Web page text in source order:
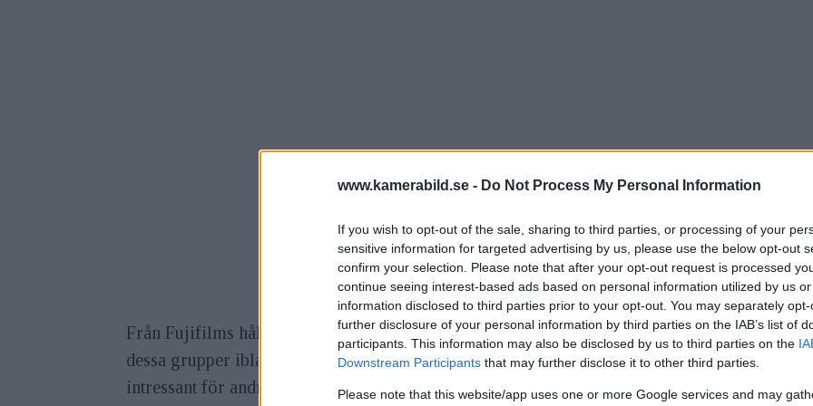
www.kamerabild.se - Do Not Process My Personal Information
If you wish to opt-out of the sale, sharing to third parties, or processing of your
sensitive information for targeted advertising by us, please use the below opt-out
confirm your selection. Please note that after your opt-out request is processed
continue seeing interest-based ads based on personal information utilized by us
information disclosed to third parties prior to your opt-out. You may separately
further disclosure of your personal information by third parties on the IAB’s list of
participants. This information may also be disclosed by us to third parties on the
Downstream Participants that may further disclose it to other third parties.
Please note that this website/app uses one or more Google services and may
Från Fujifilms håll menar man att det är en kamera som riktar sig till bland annat polisiär
dessa grupper ibland behöver kunna se saker som man inte kan uppfatta med det mänskliga
intressant för andra som gillar IR-fotografering.